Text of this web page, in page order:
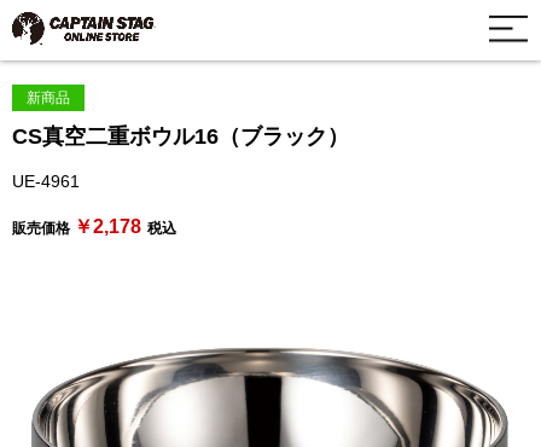
新商品
CS真空二重ボウル16（ブラック）
UE-4961
販売価格 ￥2,178 税込